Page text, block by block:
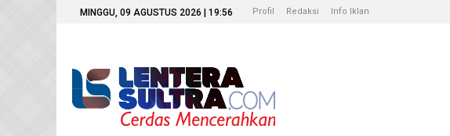
MINGGU, 09 AGUSTUS 2026 | 19:56 Profil Redaksi Info Iklan